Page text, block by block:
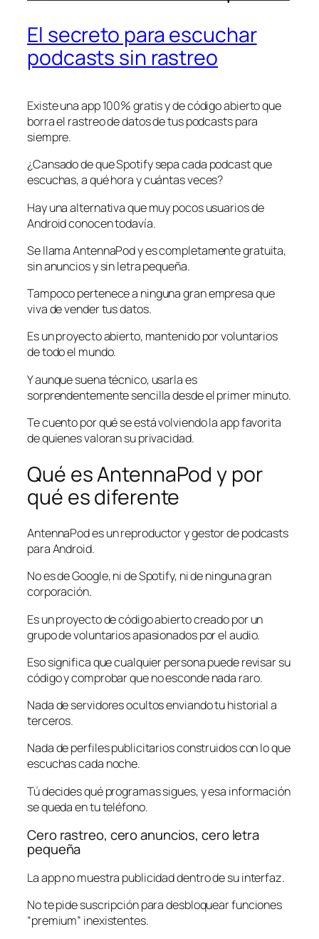
El secreto para escuchar
podcasts sin rastreo
Existe una app 100% gratis y de código abierto que
borra el rastreo de datos de tus podcasts para
siempre.
¿Cansado de que Spotify sepa cada podcast que
escuchas, a qué hora y cuántas veces?
Hay una alternativa que muy pocos usuarios de
Android conocen todavía.
Se llama AntennaPod y es completamente gratuita,
sin anuncios y sin letra pequeña.
Tampoco pertenece a ninguna gran empresa que
viva de vender tus datos.
Es un proyecto abierto, mantenido por voluntarios
de todo el mundo.
Y aunque suena técnico, usarla es
sorprendentemente sencilla desde el primer minuto.
Te cuento por qué se está volviendo la app favorita
de quienes valoran su privacidad.
Qué es AntennaPod y por
qué es diferente
AntennaPod es un reproductor y gestor de podcasts
para Android.
No es de Google, ni de Spotify, ni de ninguna gran
corporación.
Es un proyecto de código abierto creado por un
grupo de voluntarios apasionados por el audio.
Eso significa que cualquier persona puede revisar su
código y comprobar que no esconde nada raro.
Nada de servidores ocultos enviando tu historial a
terceros.
Nada de perfiles publicitarios construidos con lo que
escuchas cada noche.
Tú decides qué programas sigues, y esa información
se queda en tu teléfono.
Cero rastreo, cero anuncios, cero letra
pequeña
La app no muestra publicidad dentro de su interfaz.
No te pide suscripción para desbloquear funciones
“premium” inexistentes.